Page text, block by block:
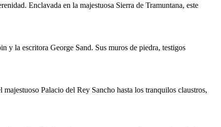
Enclavada en la majestuosa Sierra de Tramuntana, este
y la escritora George Sand. Sus muros de piedra, testigos
Palacio del Rey Sancho hasta los tranquilos claustros,